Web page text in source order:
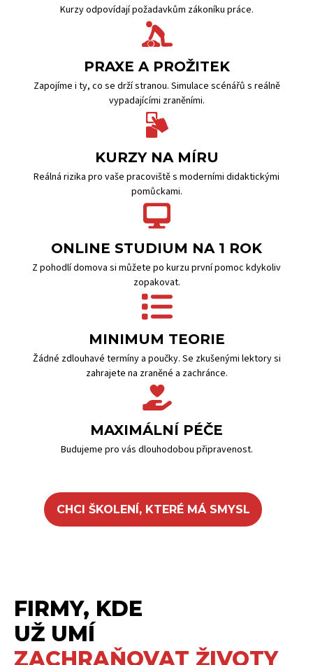
Kurzy odpovídají požadavkům zákoníku práce.
PRAXE A PROŽITEK
Zapojíme i ty, co se drží stranou. Simulace scénářů s reálně
vypadajícími zraněními.
KURZY NA MÍRU
Reálná rizika pro vaše pracoviště s moderními didaktickými
pomůckami.
ONLINE STUDIUM NA 1 ROK
Z pohodlí domova si můžete po kurzu první pomoc kdykoliv
zopakovat.
MINIMUM TEORIE
Žádné zdlouhavé termíny a poučky. Se zkušenými lektory si
zahrajete na zraněné a zachránce.
MAXIMÁLNÍ PÉČE
Budujeme pro vás dlouhodobou připravenost.
CHCI ŠKOLENÍ, KTERÉ MÁ SMYSL
FIRMY, KDE
UŽ UMÍ
ZACHRAŇOVAT ŽIVOTY